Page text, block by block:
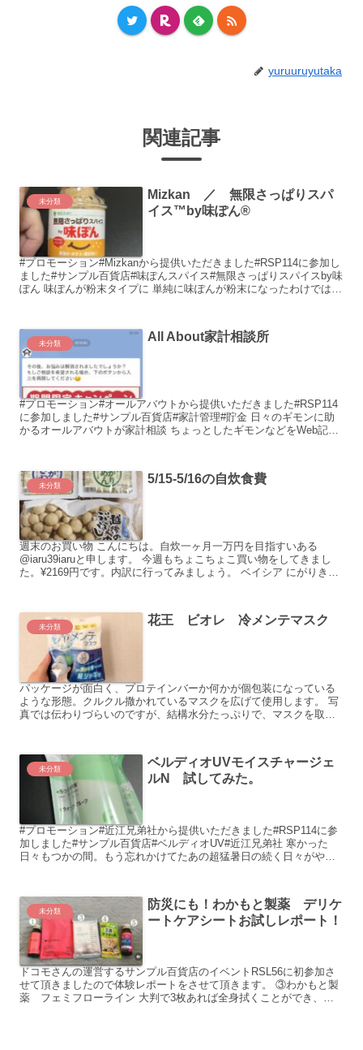
yuruuruyutaka
関連記事
未分類
Mizkan ／ 無限さっぱりスパ
イス™by味ぽん®
#プロモーション#Mizkanから提供いただきました#RSP114に参加し
ました#サンプル百貨店#味ぽんスパイス#無限さっぱりスパイスby味
ぽん 味ぽんが粉末タイプに 単純に味ぽんが粉末になったわけではな
未分類 All About家計相談所
#プロモーション#オールアバウトから提供いただきました#RSP114
に参加しました#サンプル百貨店#家計管理#貯金 日々のギモンに助
かるオールアバウトが家計相談 ちょっとしたギモンなどをWeb記事
未分類 5/15-5/16の自炊食費
週末のお買い物 こんにちは。自炊一ヶ月一万円を目指すいある
@iaru39iaruと申します。 今週もちょこちょこ買い物をしてきまし
た。¥2169円です。内訳に行ってみましょう。 ベイシア にがりき
未分類 花王 ビオレ 冷メンテマスク
パッケージが面白く、プロテインバーか何かが個包装になっている
ような形態。クルクル撒かれているマスクを広げて使用します。 写
真では伝わりづらいのですが、結構水分たっぷりで、マスクを取り
未分類
ベルディオUVモイスチャージェ
ルN 試してみた。
#プロモーション#近江兄弟社から提供いただきました#RSP114に参
加しました#サンプル百貨店#ベルディオUV#近江兄弟社 寒かった
日々もつかの間。もう忘れかけてたあの超猛暑日の続く日々がやっ
未分類
防災にも！わかもと製薬 デリケ
ートケアシートお試しレポート！
ドコモさんの運営するサンプル百貨店のイベントRSL56に初参加さ
せて頂きましたので体験レポートをさせて頂きます。 ③わかもと製
薬 フェミフローライン 大判で3枚あれば全身拭くことができ、災